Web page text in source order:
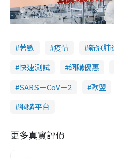
著數 疫情 新冠肺
快速測試
網購優惠
SARS－CoV－2
歐盟
網購平台
更多真實評價